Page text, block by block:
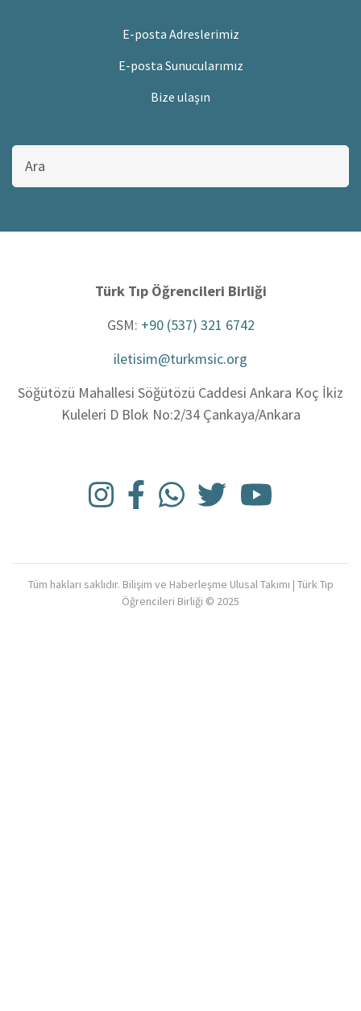
E-posta Adreslerimiz
E-posta Sunucularımız
Bize ulaşın
Bu
sitede
ara
Türk Tıp Öğrencileri Birliği
GSM: +90 (537) 321 6742
iletisim@turkmsic.org
Söğütözü Mahallesi Söğütözü Caddesi Ankara Koç İkiz
Kuleleri D Blok No:2/34 Çankaya/Ankara
Tüm hakları saklıdır. Bilişim ve Haberleşme Ulusal Takımı | Türk Tıp
Öğrencileri Birliği © 2025